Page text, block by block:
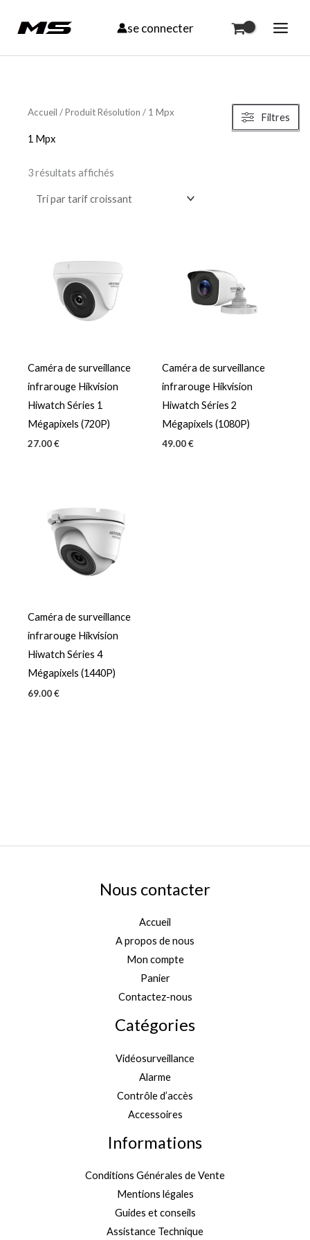
se connecter
Filtres
Accueil / Produit Résolution / 1 Mpx
1 Mpx
3 résultats affichés
par
Caméra de surveillance
infrarouge Hikvision
Hiwatch Séries 1
Mégapixels (720P)
27.00€
Caméra de surveillance
infrarouge Hikvision
Hiwatch Séries 2
Mégapixels (1080P)
49.00€
Caméra de surveillance
infrarouge Hikvision
Hiwatch Séries 4
Mégapixels (1440P)
69.00€
Nous contacter
Accueil
A propos de nous
Mon compte
Panier
Contactez-nous
Catégories
Vidéosurveillance
Alarme
Contrôle d’accès
Accessoires
Informations
Conditions Générales de Vente
Mentions légales
Guides et conseils
Assistance Technique